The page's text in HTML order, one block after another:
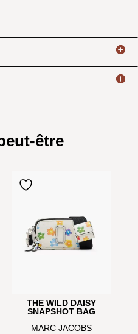
être
THE WILD DAISY
SNAPSHOT BAG
MARC JACOBS